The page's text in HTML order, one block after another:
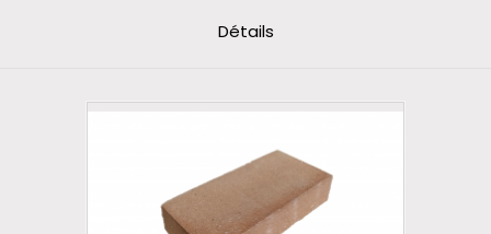
Détails